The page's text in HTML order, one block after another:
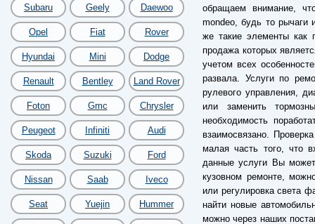
Subaru Geely Daewoo
Opel Fiat Rover
Hyundai Mini Dodge
Renault Bentley Land Rover
Foton Gmc Chrysler
Peugeot Infiniti Audi
Skoda Suzuki Ford
Nissan Saab Iveco
Seat Yuejin Hummer
обращаем внимание,
mondeo, будь то рычаги
же такие элементы как
продажа которых
учетом всех
развала. Услуги по
рулевого управления,
или заменить
необходимость
взаимосвязано.
малая часть того, что
данные услуги Вы
кузовном ремонте,
или регулировка света
найти новые
можно через наших